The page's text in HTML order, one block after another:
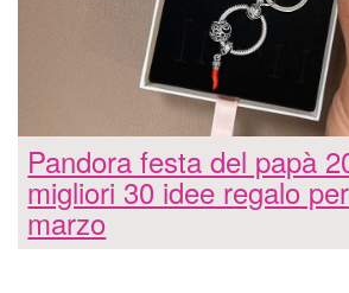
Pandora festa del papà
migliori 30 idee regalo
marzo